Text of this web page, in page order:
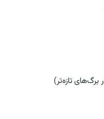
تازه‌تر)